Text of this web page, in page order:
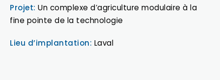
Projet: Un complexe d’agriculture modulaire à la
fine pointe de la technologie
Lieu d’implantation: Laval